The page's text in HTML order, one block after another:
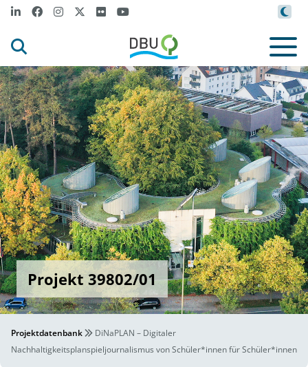
Projekt 39802/01
Projektdatenbank
DiNaPLAN – Digitaler
Nachhaltigkeitsplanspieljournalismus von Schüler*innen für Schüler*innen